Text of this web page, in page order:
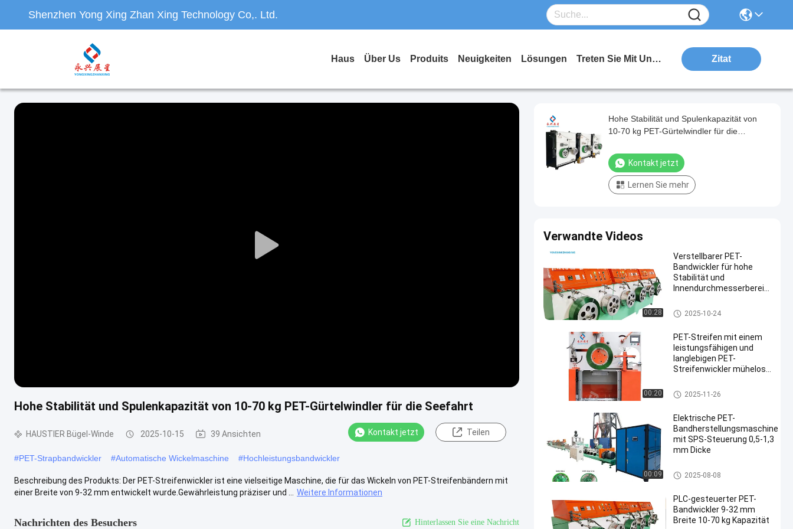
Shenzhen Yong Xing Zhan Xing Technology Co,. Ltd.
Haus Über Us Produits Neuigkeiten Lösungen Treten Sie Mit Uns In Verbindung Zitat
Play
Hohe Stabilität und Spulenkapazität von 10-70 kg PET-Gürtelwindler für die Seefahrt
HAUSTIER Bügel-Winde 2025-10-15 39 Ansichten Kontakt jetzt Teilen
#PET-Strapbandwickler #Automatische Wickelmaschine #Hochleistungsbandwickler
Beschreibung des Produkts: Der PET-Streifenwickler ist eine vielseitige Maschine, die für das Wickeln von PET-Streifenbändern mit
einer Breite von 9-32 mm entwickelt wurde.Gewährleistung präziser und ...
Weitere Informationen
Nachrichten des Besuchers Hinterlassen Sie eine Nachricht
Hohe Stabilität und Spulenkapazität von
10-70 kg PET-Gürtelwindler für die
Kontakt jetzt
Lernen Sie mehr
Verwandte Videos
00:28
Verstellbarer PET-
Bandwickler für hohe
Stabilität und
Innendurchmesserbereich
HAUSTIER Bügel-Winde
2025-10-24
00:20
PET-Streifen mit einem
leistungsfähigen und
langlebigen PET-
Streifenwickler mühelos
HAUSTIER Bügel-Winde
2025-11-26
00:09
Elektrische PET-
Bandherstellungsmaschine
mit SPS-Steuerung 0,5-1,3
mm Dicke
Maschine zur Herstellung von P
ET-Bändern
2025-08-08
PLC-gesteuerter PET-
Bandwickler 9-32 mm
Breite 10-70 kg Kapazität